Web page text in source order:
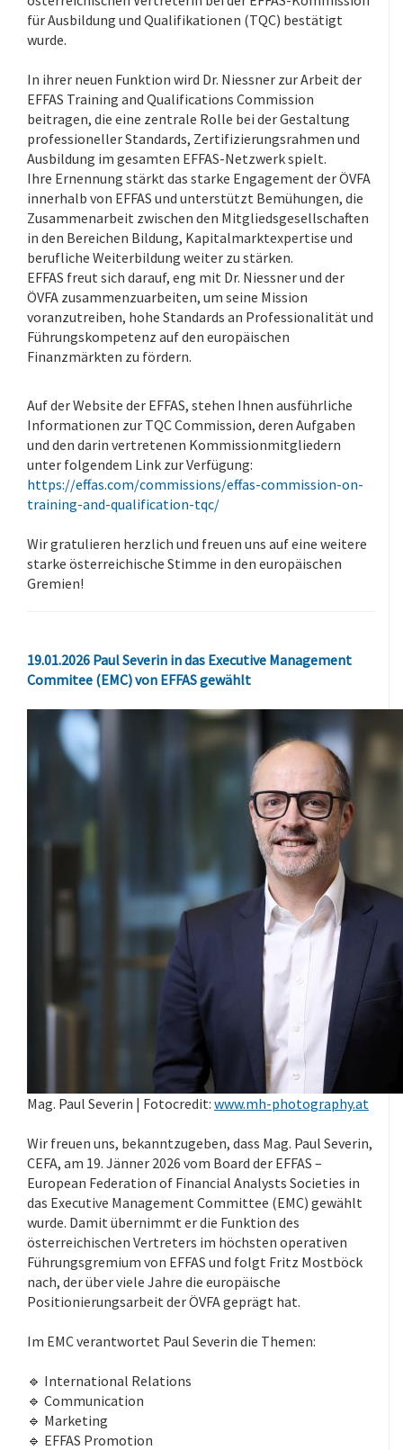
für Ausbildung und Qualifikationen (TQC) bestätigt
wurde.
In ihrer neuen Funktion wird Dr. Niessner zur Arbeit der
EFFAS Training and Qualifications Commission
beitragen, die eine zentrale Rolle bei der Gestaltung
professioneller Standards, Zertifizierungsrahmen und
Ausbildung im gesamten EFFAS-Netzwerk spielt.
Ihre Ernennung stärkt das starke Engagement der ÖVFA
innerhalb von EFFAS und unterstützt Bemühungen, die
Zusammenarbeit zwischen den Mitgliedsgesellschaften
in den Bereichen Bildung, Kapitalmarktexpertise und
berufliche Weiterbildung weiter zu stärken.
EFFAS freut sich darauf, eng mit Dr. Niessner und der
ÖVFA zusammenzuarbeiten, um seine Mission
voranzutreiben, hohe Standards an Professionalität und
Führungskompetenz auf den europäischen
Finanzmärkten zu fördern.
Auf der Website der EFFAS, stehen Ihnen ausführliche
Informationen zur TQC Commission, deren Aufgaben
und den darin vertretenen Kommissionmitgliedern
unter folgendem Link zur Verfügung:
https://effas.com/commissions/effas-commission-on-
training-and-qualification-tqc/
Wir gratulieren herzlich und freuen uns auf eine weitere
starke österreichische Stimme in den europäischen
Gremien!
19.01.2026 Paul Severin in das Executive Management
Commitee (EMC) von EFFAS gewählt
Mag. Paul Severin | Fotocredit: www.mh-photography.at
Wir freuen uns, bekanntzugeben, dass Mag. Paul Severin,
CEFA, am 19. Jänner 2026 vom Board der EFFAS –
European Federation of Financial Analysts Societies in
das Executive Management Committee (EMC) gewählt
wurde. Damit übernimmt er die Funktion des
österreichischen Vertreters im höchsten operativen
Führungsgremium von EFFAS und folgt Fritz Mostböck
nach, der über viele Jahre die europäische
Positionierungsarbeit der ÖVFA geprägt hat.
Im EMC verantwortet Paul Severin die Themen:
🔹 International Relations
🔹 Communication
🔹 Marketing
🔹 EFFAS Promotion